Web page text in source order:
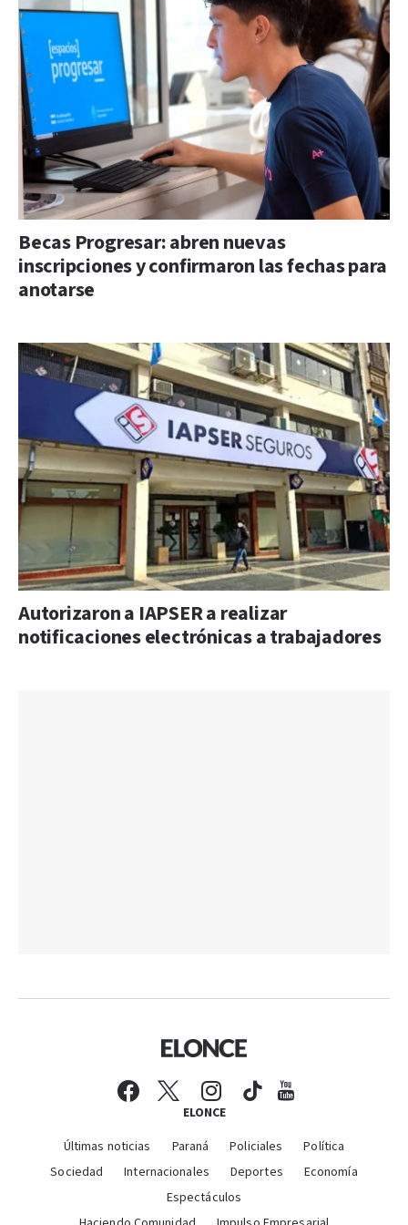
Becas Progresar: abren nuevas
inscripciones y confirmaron las fechas para
anotarse
Autorizaron a IAPSER a realizar
notificaciones electrónicas a trabajadores
ELONCE
Últimas noticias Paraná Policiales
Política
Sociedad
Internacionales Deportes
Economía
Espectáculos